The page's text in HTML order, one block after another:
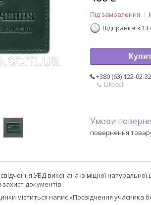
Під замовлення
Відправка з 13
+380 (63) 122-02-32
📞 Lifecell
повернення
УБД виконана із міцної
документів.
міститься напис «Посвідчення учасника